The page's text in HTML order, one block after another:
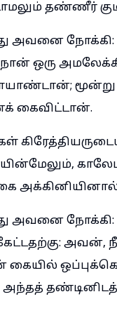
தண்ணீர்
அவனை நோக்கி:
ஒரு
மூன்று
கைவிட்டான்.
அவனை
கையில்